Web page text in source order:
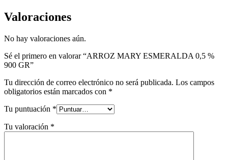
Valoraciones
No hay valoraciones aún.
Sé el primero en valorar “ARROZ MARY ESMERALDA 0,5 %
900 GR”
Tu dirección de correo electrónico no será publicada. Los campos
obligatorios están marcados con *
Tu puntuación *
Tu valoración *